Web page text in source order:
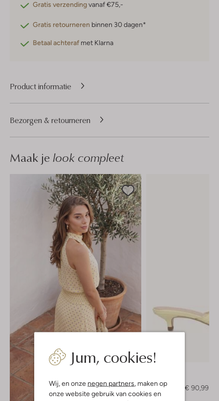
Jum, cookies!
Wij, en onze negen partners, maken op
onze website gebruik van cookies en
Gratis verzendingvanaf €75,-
Gratis retourneren binnen 30 dagen*
Betaal achteraf met Klarna
Product informatie
Bezorgen & retourneren
Maak je look compleet
€ 129,99
€ 90,99